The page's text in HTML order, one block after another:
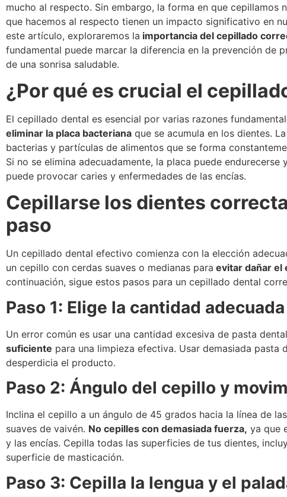
mucho al respecto. Sin embargo, la forma en que cepillamos
que hacemos al respecto tienen un impacto significativo en
este artículo, exploraremos la importancia del cepillado
fundamental puede marcar la diferencia en la prevención de
de una sonrisa saludable.
¿Por qué es crucial el
El cepillado dental es esencial por varias razones
eliminar la placa bacteriana que se acumula en los dientes.
bacterias y partículas de alimentos que se forma
Si no se elimina adecuadamente, la placa puede
puede provocar caries y enfermedades de las encías.
Cepillarse los dientes
paso
Un cepillado dental efectivo comienza con la elección
un cepillo con cerdas suaves o medianas para evitar dañar el
continuación, sigue estos pasos para un cepillado dental
Paso 1: Elige la cantidad
Un error común es usar una cantidad excesiva de pasta
suficiente para una limpieza efectiva. Usar demasiada pasta
desperdicia el producto.
Paso 2: Ángulo del cepillo y
Inclina el cepillo a un ángulo de 45 grados hacia la línea de
suaves de vaivén. No cepilles con demasiada fuerza, ya que
y las encías. Cepilla todas las superficies de tus dientes,
superficie de masticación.
Paso 3: Cepilla la lengua y el